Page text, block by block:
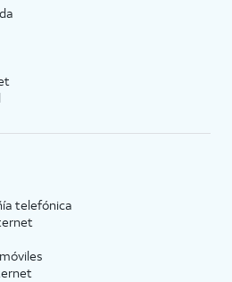
telefónica